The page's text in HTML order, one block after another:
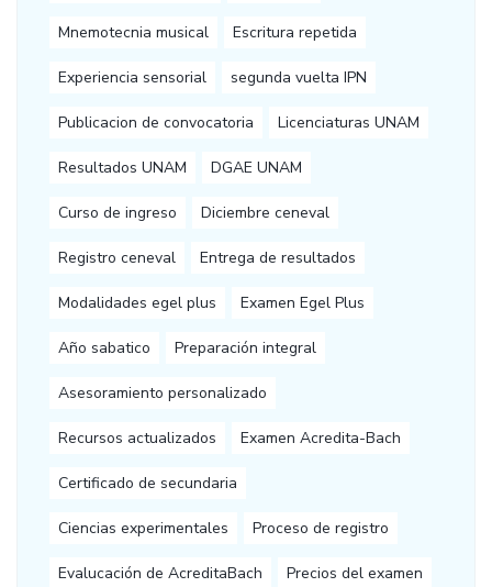
Mnemotecnia musical Escritura repetida
Experiencia sensorial segunda vuelta IPN
Publicacion de convocatoria Licenciaturas UNAM
Resultados UNAM DGAE UNAM
Curso de ingreso Diciembre ceneval
Registro ceneval Entrega de resultados
Modalidades egel plus Examen Egel Plus
Año sabatico Preparación integral
Asesoramiento personalizado
Recursos actualizados Examen Acredita-Bach
Certificado de secundaria
Ciencias experimentales Proceso de registro
Evalucación de AcreditaBach Precios del examen